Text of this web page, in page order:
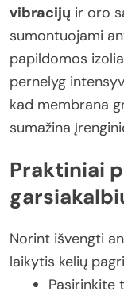
vibracijų ir oro
sumontuojami
papildomos
pernelyg
kad membrana
sumažina
Praktiniai
Norint išvengti
laikytis kelių
Pasirinkite